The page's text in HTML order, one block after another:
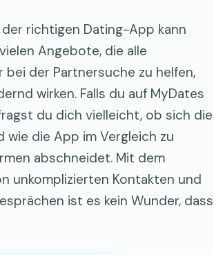
der richtigen Dating-App kann
Angebote, die alle
bei der Partnersuche zu helfen,
wirken. Falls du auf MyDates
du dich vielleicht, ob sich die
wie die App im Vergleich zu
abschneidet. Mit dem
unkomplizierten Kontakten und
ist es kein Wunder, dass